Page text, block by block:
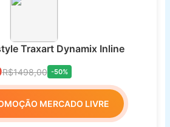
Traxart Dynamix Inline
R$1498,00 -50%
MERCADO LIVRE